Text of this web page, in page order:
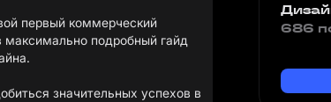
первый коммерческий
максимально подробный гайд
значительных успехов в
686